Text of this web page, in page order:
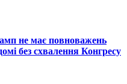
не має повноважень
без схвалення Конгресу